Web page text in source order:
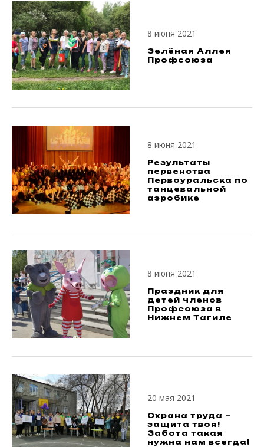
8 июня 2021
Зелёная Аллея
Профсоюза
8 июня 2021
Результаты
первенства
Первоуральска по
танцевальной
аэробике
8 июня 2021
Праздник для
детей членов
Профсоюза в
Нижнем Тагиле
20 мая 2021
Охрана труда –
защита твоя!
Забота такая
нужна нам всегда!